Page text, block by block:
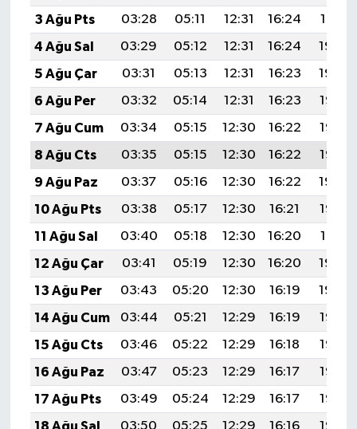
3 Ağu Pts
03:28 05:11 12:31 16:24
19:41
4 Ağu Sal
03:29 05:12 12:31 16:24
19:40
5 Ağu Çar
03:31 05:13 12:31 16:23
19:39
6 Ağu Per
03:32 05:14 12:31 16:23
19:38
7 Ağu Cum
03:34 05:15 12:30 16:22
19:36
8 Ağu Cts
03:35 05:15 12:30 16:22
19:35
9 Ağu Paz
03:37 05:16 12:30 16:22
19:34
10 Ağu Pts
03:38 05:17 12:30 16:21
19:33
11 Ağu Sal
03:40 05:18 12:30 16:20
19:31
12 Ağu Çar
03:41 05:19 12:30 16:20
19:30
13 Ağu Per
03:43 05:20 12:30 16:19
19:29
14 Ağu Cum
03:44 05:21 12:29 16:19
19:27
15 Ağu Cts
03:46 05:22 12:29 16:18
19:26
16 Ağu Paz
03:47 05:23 12:29 16:17
19:25
17 Ağu Pts
03:49 05:24 12:29 16:17
19:23
18 Ağu Sal
03:50 05:25 12:29 16:16
19:22